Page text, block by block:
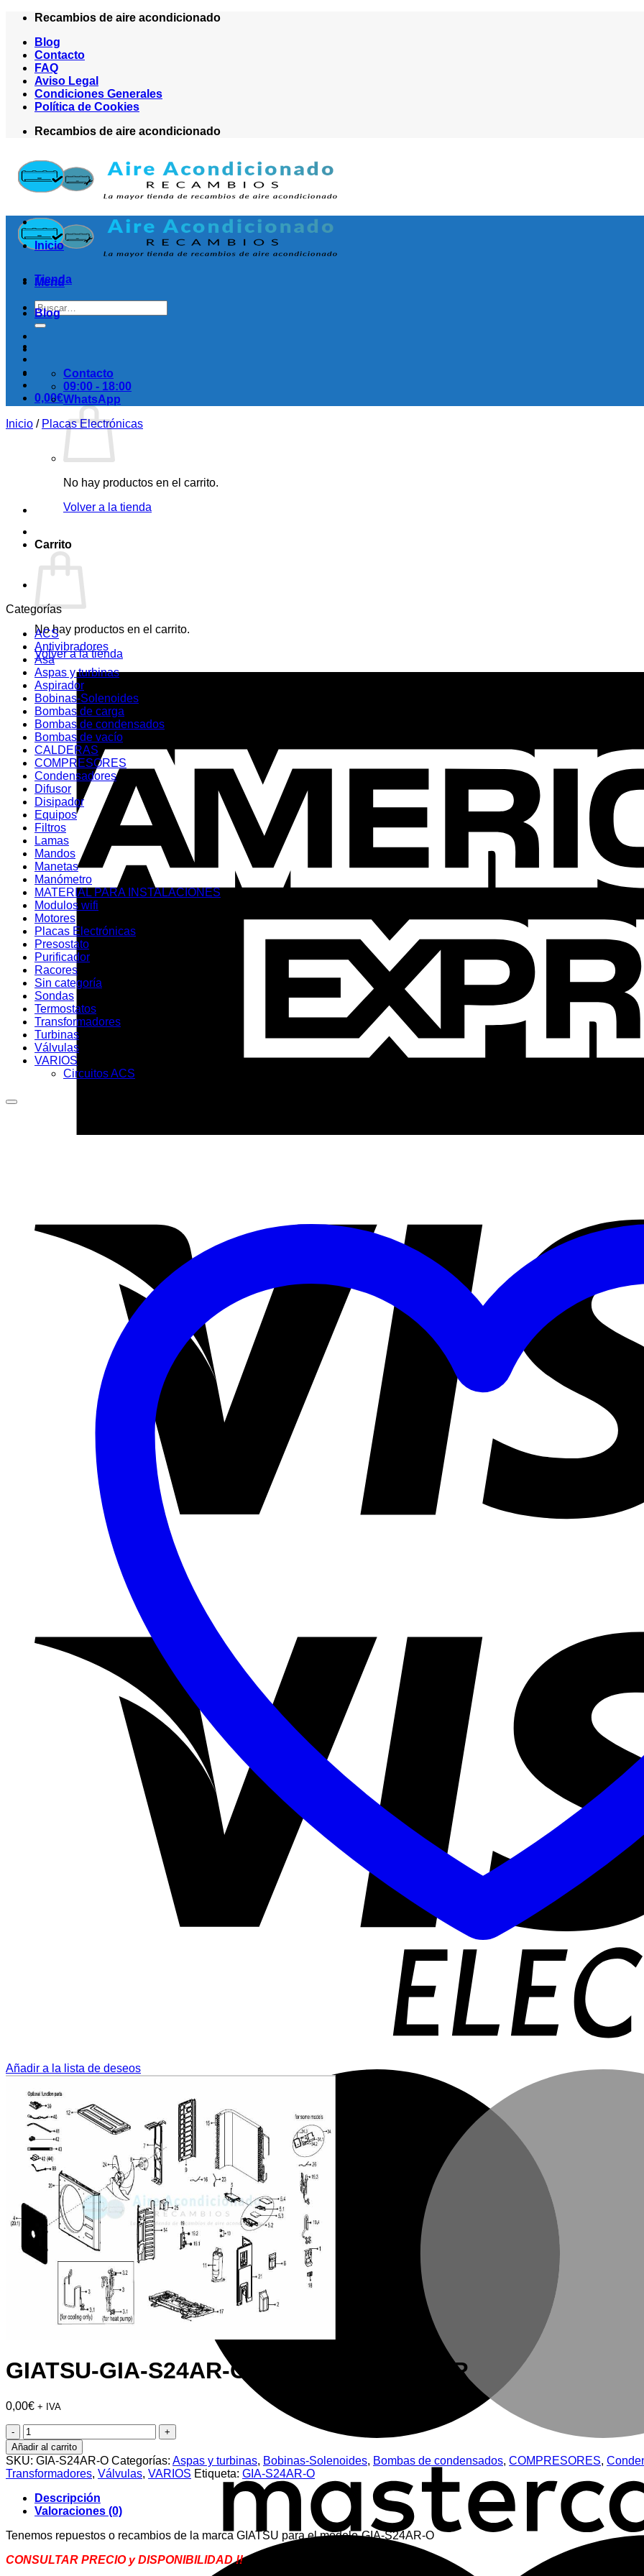
Saltar
contenido
Recambios de aire acondicionado
Blog
Contacto
FAQ
Aviso Legal
Condiciones Generales
Política de Cookies
Recambios de aire acondicionado
Menú
Buscar
por:
0,00€
No hay productos en el carrito.
Volver a la tienda
Carrito
No hay productos en el carrito.
Volver a la tienda
Inicio
Tienda
Blog
Contacto
09:00 - 18:00
WhatsApp
Inicio / Placas Electrónicas
Categorías
ACS
Antivibradores
Asa
Aspas y turbinas
Aspirador
Bobinas-Solenoides
Bombas de carga
Bombas de condensados
Bombas de vacío
CALDERAS
COMPRESORES
Condensadores
Difusor
Disipador
Equipos
Filtros
Lamas
Mandos
Manetas
Manómetro
MATERIAL PARA INSTALACIONES
Modulos wifi
Motores
Placas Electrónicas
Presostato
Purificador
Racores
Sin categoría
Sondas
Termostatos
Transformadores
Turbinas
Válvulas
VARIOS
Circuitos ACS
Añadir a la lista de deseos
GIATSU-GIA-S24AR-O-UNIDAD EXTERIOR
0,00€ + IVA
GIATSU-
GIA-
S24AR-
O-
UNIDAD
EXTERIOR
cantidad
Añadir al carrito
SKU: GIA-S24AR-O Categorías: Aspas y turbinas, Bobinas-Solenoides, Bombas de condensados, COMPRESORES,
Transformadores, Válvulas, VARIOS Etiqueta: GIA-S24AR-O
Descripción
Valoraciones (0)
Tenemos repuestos o recambios de la marca GIATSU para el modelo-GIA-S24AR-O
CONSULTAR PRECIO y DISPONIBILIDAD !!